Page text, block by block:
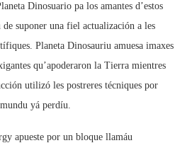
Dinosuario pa los amantes d’estos
suponer una fiel actualización a les
Planeta Dinosauriu amuesa imaxes
qu’apoderaron la Tierra mientres
utilizó les postreres técniques por
yá perdíu.
apueste por un bloque llamáu